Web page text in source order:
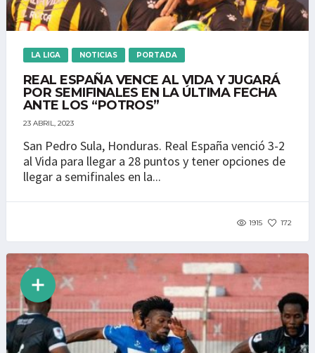
LA LIGA NOTICIAS PORTADA
REAL ESPAÑA VENCE AL VIDA Y JUGARÁ
POR SEMIFINALES EN LA ÚLTIMA FECHA
ANTE LOS “POTROS”
23 ABRIL, 2023
San Pedro Sula, Honduras. Real España venció 3-2
al Vida para llegar a 28 puntos y tener opciones de
llegar a semifinales en la...
1915 172